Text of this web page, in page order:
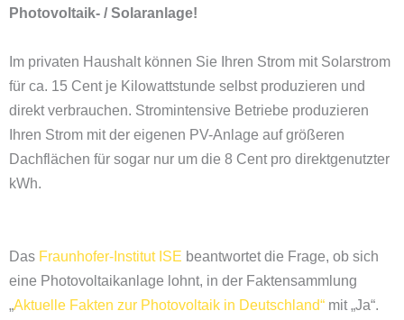
Photovoltaik- / Solaranlage!
Im privaten Haushalt können Sie Ihren Strom mit Solarstrom
für ca. 15 Cent je Kilowattstunde selbst produzieren und
direkt verbrauchen. Stromintensive Betriebe produzieren
Ihren Strom mit der eigenen PV-Anlage auf größeren
Dachflächen für sogar nur um die 8 Cent pro direktgenutzter
kWh.
Das Fraunhofer-Institut ISE beantwortet die Frage, ob sich
eine Photovoltaikanlage lohnt, in der Faktensammlung
„Aktuelle Fakten zur Photovoltaik in Deutschland“ mit „Ja“.